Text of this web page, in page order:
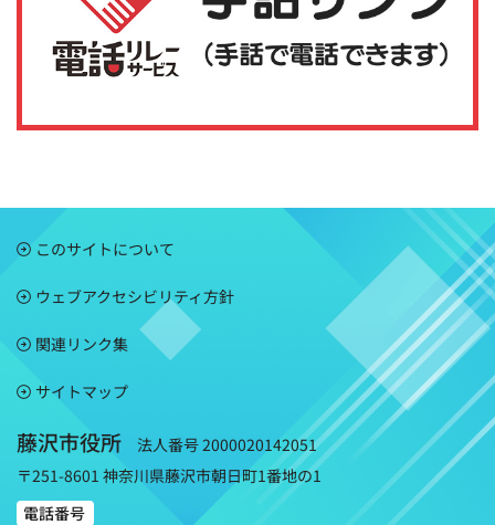
このサイトについて
ウェブアクセシビリティ方針
関連リンク集
サイトマップ
藤沢市役所
法人番号 2000020142051
〒251-8601 神奈川県藤沢市朝日町1番地の1
電話番号